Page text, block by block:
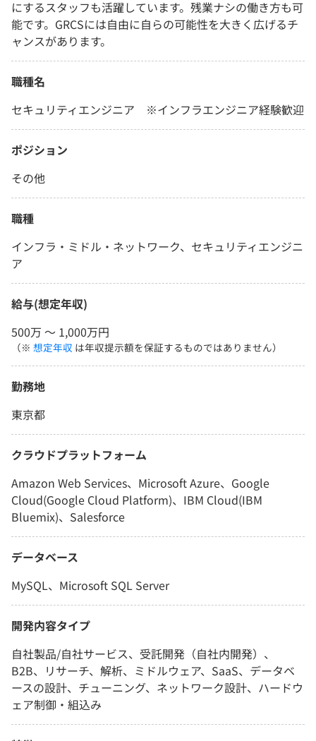
にするスタッフも活躍しています。残業ナシの働き方も可
能です。GRCSには自由に自らの可能性を大きく広げるチ
ャンスがあります。
職種名
セキュリティエンジニア ※インフラエンジニア経験歓迎
ポジション
その他
職種
インフラ・ミドル・ネットワーク、セキュリティエンジニ
ア
給与(想定年収)
500万 〜 1,000万円
（※ 想定年収 は年収提示額を保証するものではありません）
勤務地
東京都
クラウドプラットフォーム
Amazon Web Services、Microsoft Azure、Google
Cloud(Google Cloud Platform)、IBM Cloud(IBM
Bluemix)、Salesforce
データベース
MySQL、Microsoft SQL Server
開発内容タイプ
自社製品/自社サービス、受託開発（自社内開発）、
B2B、リサーチ、解析、ミドルウェア、SaaS、データベ
ースの設計、チューニング、ネットワーク設計、ハードウ
ェア制御・組込み